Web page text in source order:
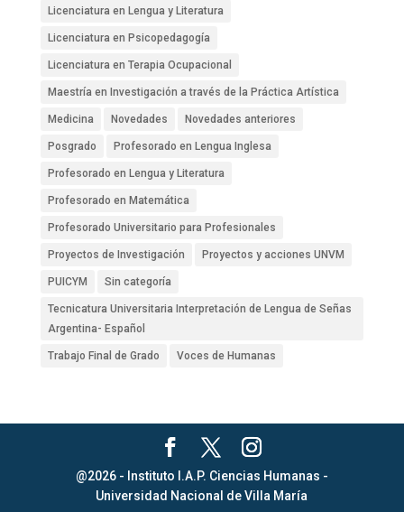
Licenciatura en Lengua y Literatura
Licenciatura en Psicopedagogía
Licenciatura en Terapia Ocupacional
Maestría en Investigación a través de la Práctica Artística
Medicina Novedades Novedades anteriores
Posgrado Profesorado en Lengua Inglesa
Profesorado en Lengua y Literatura
Profesorado en Matemática
Profesorado Universitario para Profesionales
Proyectos de Investigación Proyectos y acciones UNVM
PUICYM Sin categoría
Tecnicatura Universitaria Interpretación de Lengua de Señas
Argentina- Español
Trabajo Final de Grado Voces de Humanas
@2026 - Instituto I.A.P. Ciencias Humanas -
Universidad Nacional de Villa María